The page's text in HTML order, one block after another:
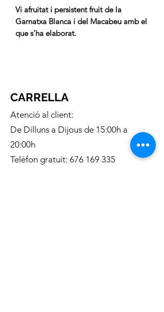
Vi afruitat i persistent fruit de la
Garnatxa Blanca i del Macabeu amb el
que s'ha elaborat.
CARRELLA
Atenció al client:
De Dilluns a Dijous de 15:00h a
20:00h
Telèfon gratuit: 676 169 335